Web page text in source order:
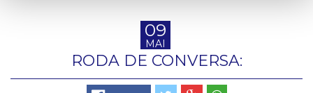
09
MAI
RODA DE CONVERSA: